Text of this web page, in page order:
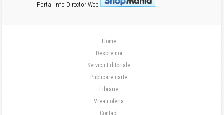
Portal Info Director Web
Home
Despre noi
Servicii Editoriale
Publicare carte
Librarie
Vreau oferta